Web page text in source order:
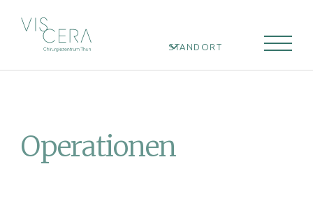
STANDORT
Operationen